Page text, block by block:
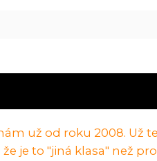
A
už od roku 2008. Už
je to "jiná klasa" než